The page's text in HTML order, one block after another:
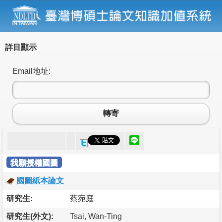
詳目顯示
Email地址:
轉寄
我願授權國圖
國圖紙本論文
研究生: 蔡宛庭
研究生(外文): Tsai, Wan-Ting